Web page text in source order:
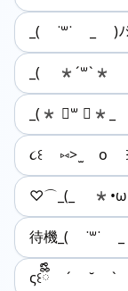
_( ˙꒳​˙ _ )ﾉｼ
_( *´꒳`*
_(* ॑꒳ ॑*_ )
૮꒰ ⑅> ̫ o
♡⌒_(_
待機_( ˙꒳​˙
ς꒰ྀིྀི ´ ˘ `